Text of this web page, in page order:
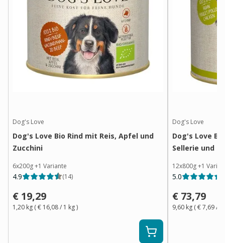
Dog's Love
Dog's Love Bio Rind mit Reis, Apfel und
Zucchini
6x200g+1 Variante
4.9 (14)
€ 19,29
1,20 kg (€ 16,08/ 1 kg)
Dog's Love
Dog's Love
Sellerie und
12x800g+1
5.0
€ 73,79
9,60 kg (€ 7,69/ 1